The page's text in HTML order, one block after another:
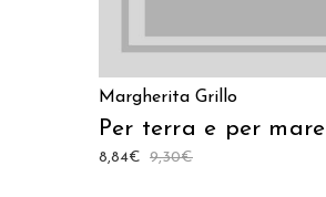
Margherita Grillo
Per terra e per mare
9,30€
8,84€